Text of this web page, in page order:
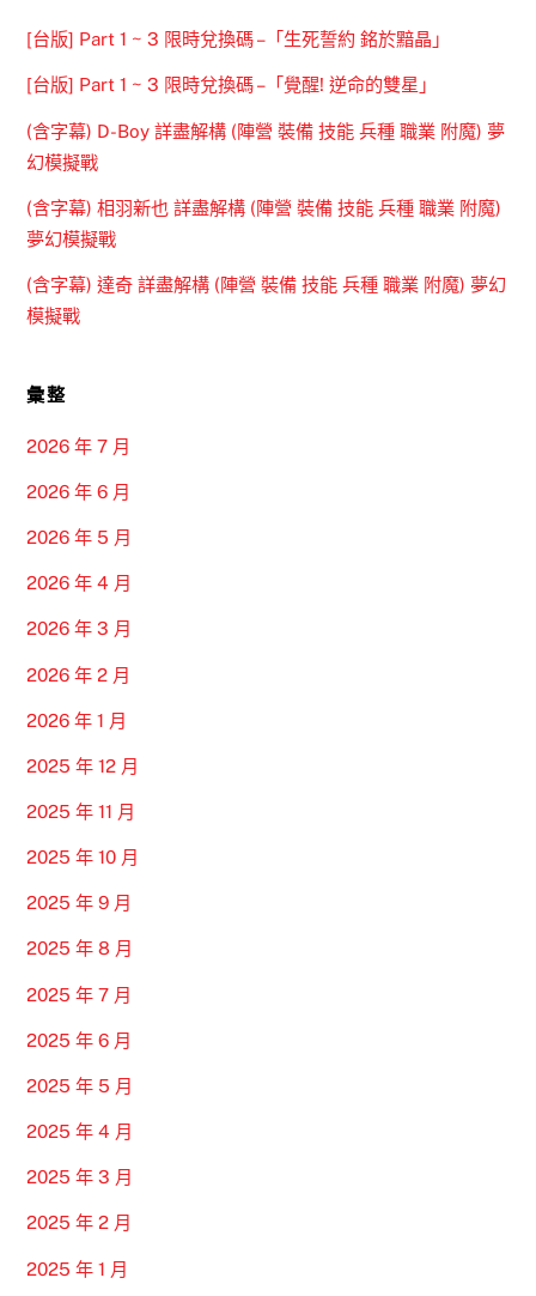
[台版] Part 1 ~ 3 限時兌換碼 –「生死誓約 銘於黯晶」
[台版] Part 1 ~ 3 限時兌換碼 –「覺醒! 逆命的雙星」
(含字幕) D-Boy 詳盡解構 (陣營 裝備 技能 兵種 職業 附魔) 夢
幻模擬戰
(含字幕) 相羽新也 詳盡解構 (陣營 裝備 技能 兵種 職業 附魔)
夢幻模擬戰
(含字幕) 達奇 詳盡解構 (陣營 裝備 技能 兵種 職業 附魔) 夢幻
模擬戰
彙整
2026 年 7 月
2026 年 6 月
2026 年 5 月
2026 年 4 月
2026 年 3 月
2026 年 2 月
2026 年 1 月
2025 年 12 月
2025 年 11 月
2025 年 10 月
2025 年 9 月
2025 年 8 月
2025 年 7 月
2025 年 6 月
2025 年 5 月
2025 年 4 月
2025 年 3 月
2025 年 2 月
2025 年 1 月